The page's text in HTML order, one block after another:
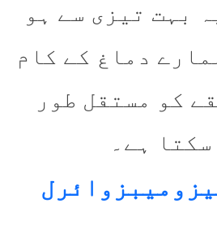
بہت تیزی سے ہو
دماغ کے کام
کو مستقل طور
ہے۔
زومیبز وائرل